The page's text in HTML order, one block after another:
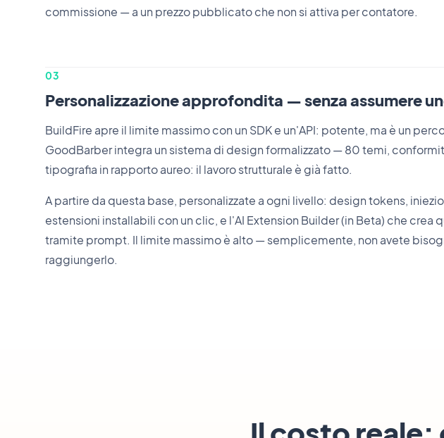
commissione — a un prezzo pubblicato che non si attiva per contatore.
03
Personalizzazione approfondita — senza assumere
BuildFire apre il limite massimo con un SDK e un'API: potente, ma è un
GoodBarber integra un sistema di design formalizzato — 80 temi,
tipografia in rapporto aureo: il lavoro strutturale è già fatto.
A partire da questa base, personalizzate a ogni livello: design tokens,
estensioni installabili con un clic, e l'AI Extension Builder (in Beta) che crea
tramite prompt. Il limite massimo è alto — semplicemente, non avete
raggiungerlo.